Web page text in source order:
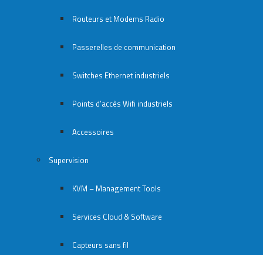
Routeurs et Modems Radio
Passerelles de communication
Switches Ethernet industriels
Points d’accès Wifi industriels
Accessoires
Supervision
KVM – Management Tools
Services Cloud & Software
Capteurs sans fil